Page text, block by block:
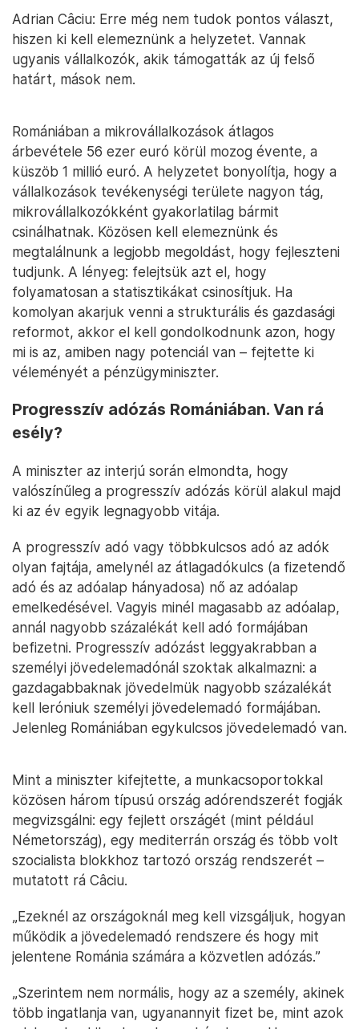
Adrian Câciu: Erre még nem tudok pontos választ,
hiszen ki kell elemeznünk a helyzetet. Vannak
ugyanis vállalkozók, akik támogatták az új felső
határt, mások nem.
Romániában a mikrovállalkozások átlagos
árbevétele 56 ezer euró körül mozog évente, a
küszöb 1 millió euró. A helyzetet bonyolítja, hogy a
vállalkozások tevékenységi területe nagyon tág,
mikrovállalkozókként gyakorlatilag bármit
csinálhatnak. Közösen kell elemeznünk és
megtalálnunk a legjobb megoldást, hogy fejleszteni
tudjunk. A lényeg: felejtsük azt el, hogy
folyamatosan a statisztikákat csinosítjuk. Ha
komolyan akarjuk venni a strukturális és gazdasági
reformot, akkor el kell gondolkodnunk azon, hogy
mi is az, amiben nagy potenciál van – fejtette ki
véleményét a pénzügyminiszter.
Progresszív adózás Romániában. Van rá
esély?
A miniszter az interjú során elmondta, hogy
valószínűleg a progresszív adózás körül alakul majd
ki az év egyik legnagyobb vitája.
A progresszív adó vagy többkulcsos adó az adók
olyan fajtája, amelynél az átlagadókulcs (a fizetendő
adó és az adóalap hányadosa) nő az adóalap
emelkedésével. Vagyis minél magasabb az adóalap,
annál nagyobb százalékát kell adó formájában
befizetni. Progresszív adózást leggyakrabban a
személyi jövedelemadónál szoktak alkalmazni: a
gazdagabbaknak jövedelmük nagyobb százalékát
kell leróniuk személyi jövedelemadó formájában.
Jelenleg Romániában egykulcsos jövedelemadó van.
Mint a miniszter kifejtette, a munkacsoportokkal
közösen három típusú ország adórendszerét fogják
megvizsgálni: egy fejlett országét (mint például
Németország), egy mediterrán ország és több volt
szocialista blokkhoz tartozó ország rendszerét –
mutatott rá Câciu.
„Ezeknél az országoknál meg kell vizsgáljuk, hogyan
működik a jövedelemadó rendszere és hogy mit
jelentene Románia számára a közvetlen adózás.”
„Szerintem nem normális, hogy az a személy, akinek
több ingatlanja van, ugyanannyit fizet be, mint azok